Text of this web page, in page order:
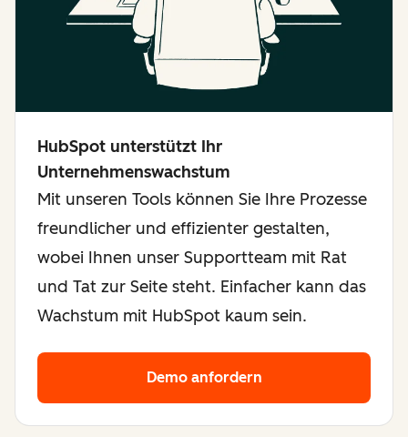
HubSpot unterstützt Ihr
Unternehmenswachstum
Mit unseren Tools können Sie Ihre Prozesse
freundlicher und effizienter gestalten,
wobei Ihnen unser Supportteam mit Rat
und Tat zur Seite steht. Einfacher kann das
Wachstum mit HubSpot kaum sein.
Demo anfordern